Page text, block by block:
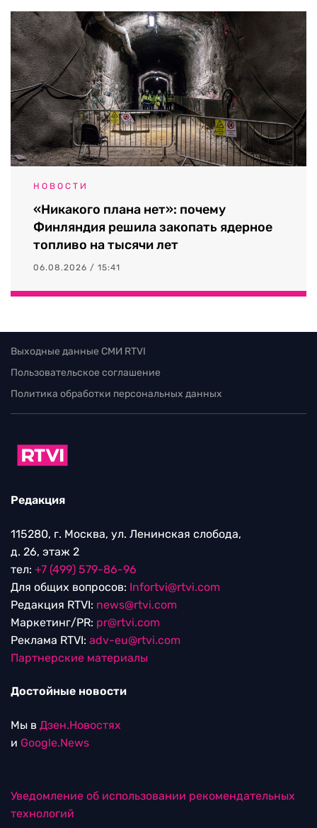
НОВОСТИ
«Никакого плана нет»: почему
Финляндия решила закопать ядерное
топливо на тысячи лет
06.08.2026 / 15:41
Выходные данные СМИ RTVI
Пользовательское соглашение
Политика обработки персональных данных
Редакция
115280, г. Москва, ул. Ленинская слобода,
д. 26, этаж 2
тел: +7 (499) 579-86-96
Для общих вопросов: Infortvi@rtvi.com
Редакция RTVI: news@rtvi.com
Маркетинг/PR: pr@rtvi.com
Реклама RTVI: adv-eu@rtvi.com
Партнерские материалы
Достойные новости
Мы в Дзен.Новостях
и Google.News
Уведомление об использовании рекомендательных
технологий